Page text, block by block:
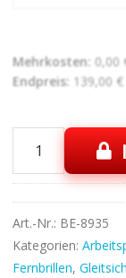
Mehrkosten: 0,00
Endpreis: 139,00 €
Under
Armour
UA
5116/G
4NZ
Menge
Art.-Nr.: BE-8935
Kategorien:
Fernbrillen,